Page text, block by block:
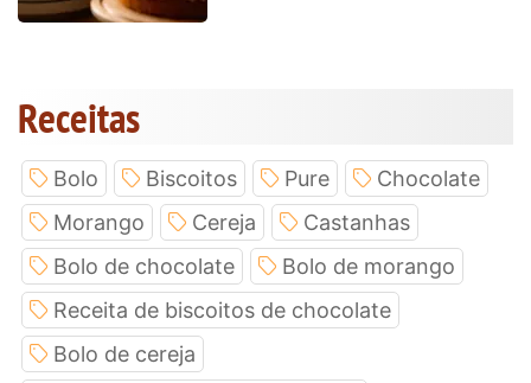
Receitas
Bolo Biscoitos Pure
Chocolate
Morango
Cereja
Castanhas
Bolo de chocolate
Bolo de morango
Receita de biscoitos de chocolate
Bolo de cereja